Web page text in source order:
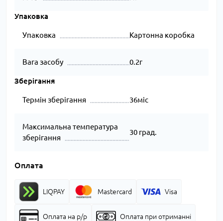
Упаковка
Упаковка Картонна коробка
Вага засобу 0.2г
Зберігання
Термін зберігання 36міс
Максимальна температура
зберігання
30 град.
Оплата
LIQPAY Mastercard Visa
Оплата на р/р Оплата при отриманні